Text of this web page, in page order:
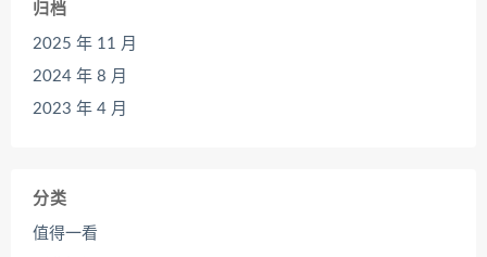
归档
2025 年 11 月
2024 年 8 月
2023 年 4 月
分类
值得一看